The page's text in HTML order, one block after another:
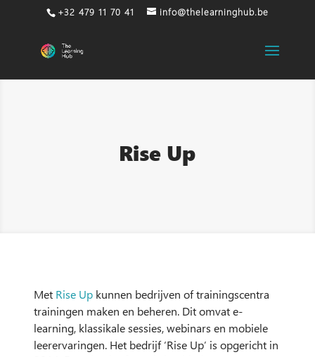
+32 479 11 70 41 info@thelearninghub.be
Rise Up
Met Rise Upkunnen bedrijven of trainingscentra
trainingen maken en beheren. Dit omvat e-
learning, klassikale sessies, webinars en mobiele
leerervaringen. Het bedrijf ‘Rise Up’ is opgericht in